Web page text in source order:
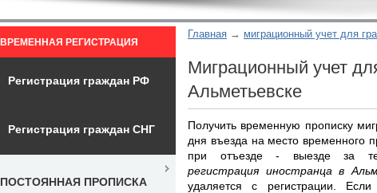
Главная миграционный учет для
Миграционный учет
Альметьевске
Получить временную прописку
дня въезда на место временного
при отъезде - выезде за
регистрация иностранца в
удаляется с регистрации.
ВРЕМЕННАЯ РЕГИСТРАЦИЯ
Регистрация граждан РФ
Регистрация граждан СНГ
ПОСТОЯННАЯ ПРОПИСКА